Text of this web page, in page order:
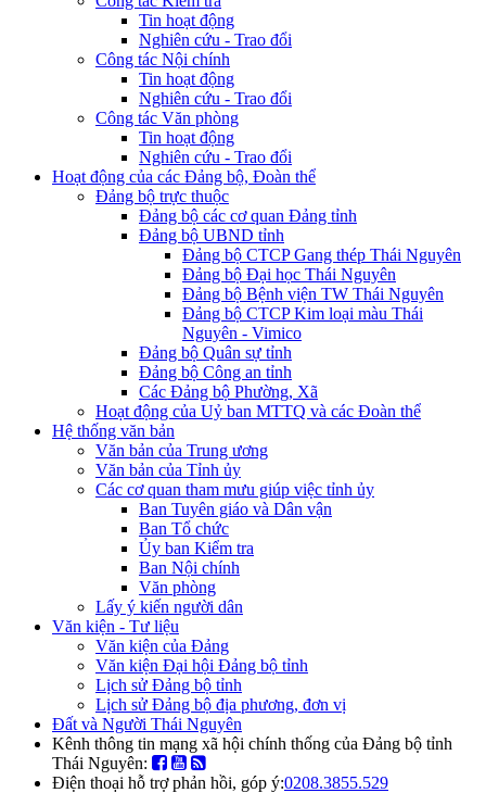
Tin hoạt động
Nghiên cứu - Trao đổi
Công tác Nội chính
Tin hoạt động
Nghiên cứu - Trao đổi
Công tác Văn phòng
Tin hoạt động
Nghiên cứu - Trao đổi
Hoạt động của các Đảng bộ, Đoàn thể
Đảng bộ trực thuộc
Đảng bộ các cơ quan Đảng tỉnh
Đảng bộ UBND tỉnh
Đảng bộ CTCP Gang thép Thái Nguyên
Đảng bộ Đại học Thái Nguyên
Đảng bộ Bệnh viện TW Thái Nguyên
Đảng bộ CTCP Kim loại màu Thái
Nguyên - Vimico
Đảng bộ Quân sự tỉnh
Đảng bộ Công an tỉnh
Các Đảng bộ Phường, Xã
Hoạt động của Uỷ ban MTTQ và các Đoàn thể
Hệ thống văn bản
Văn bản của Trung ương
Văn bản của Tỉnh ủy
Các cơ quan tham mưu giúp việc tỉnh ủy
Ban Tuyên giáo và Dân vận
Ban Tổ chức
Ủy ban Kiểm tra
Ban Nội chính
Văn phòng
Lấy ý kiến người dân
Văn kiện - Tư liệu
Văn kiện của Đảng
Văn kiện Đại hội Đảng bộ tỉnh
Lịch sử Đảng bộ tỉnh
Lịch sử Đảng bộ địa phương, đơn vị
Đất và Người Thái Nguyên
Kênh thông tin mạng xã hội chính thống của Đảng bộ tỉnh
Thái Nguyên:
Điện thoại hỗ trợ phản hồi, góp ý:0208.3855.529